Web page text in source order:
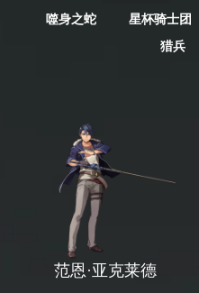
噬身之蛇
星杯骑士团
猎兵
范恩·亚克莱德